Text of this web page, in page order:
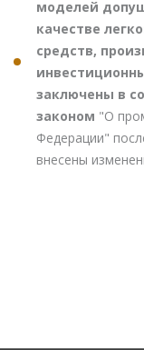
моделей
качестве
средств,
заключены в
законом "О
Федерации"
внесены